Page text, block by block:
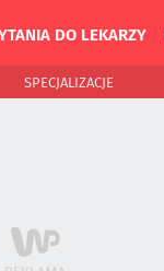
DO LEKARZY
SPECJALIZACJE